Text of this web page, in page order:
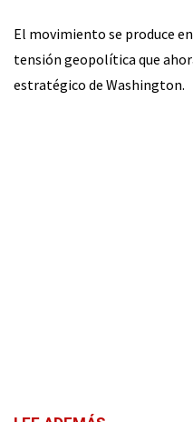
El movimiento se produce
tensión geopolítica que
estratégico de Washington.